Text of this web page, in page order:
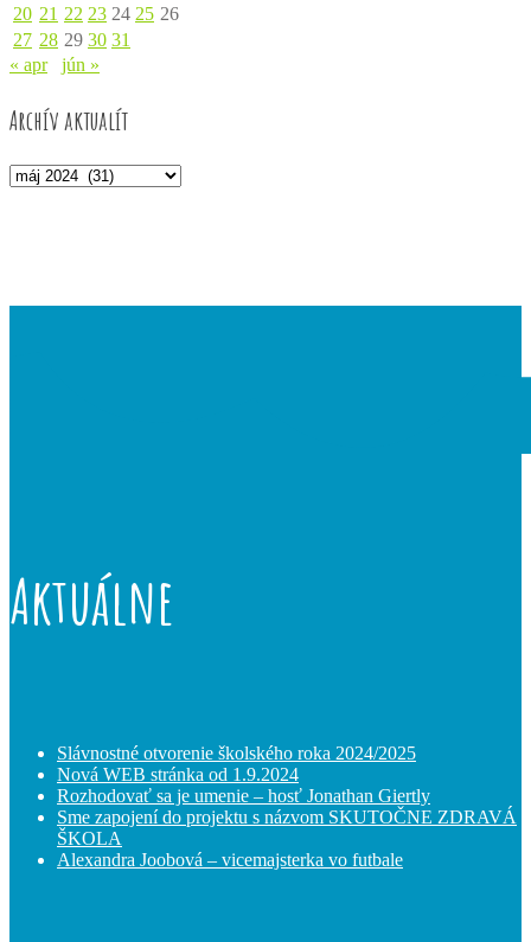
20 21 22 23 24 25 26
27 28 29 30 31
« apr
jún »
Archív aktualít
Archív
Aktuálne
Slávnostné otvorenie školského roka 2024/2025
Nová WEB stránka od 1.9.2024
Rozhodovať sa je umenie – hosť Jonathan Giertly
Sme zapojení do projektu s názvom SKUTOČNE ZDRAVÁ
ŠKOLA
Alexandra Joobová – vicemajsterka vo futbale